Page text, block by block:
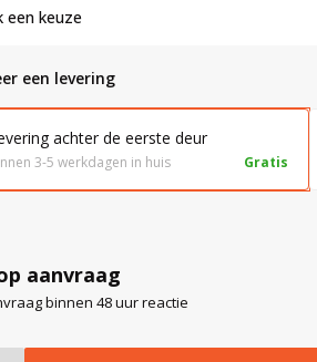
een keuze
een levering
achter de eerste deur
3-5 werkdagen in huis Gratis
aanvraag
binnen 48 uur reactie